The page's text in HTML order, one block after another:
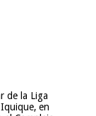
de la Liga
en